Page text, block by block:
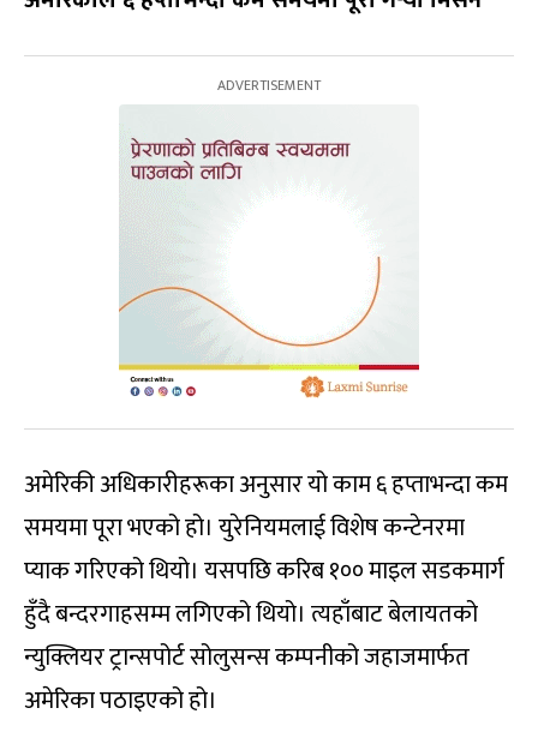
अमेरिकी अधिकारीहरूका अनुसार यो काम ६ हप्ताभन्दा कम
समयमा पूरा भएको हो। युरेनियमलाई विशेष कन्टेनरमा
प्याक गरिएको थियो। यसपछि करिब १०० माइल सडकमार्ग
हुँदै बन्दरगाहसम्म लगिएको थियो। त्यहाँबाट बेलायतको
न्युक्लियर ट्रान्सपोर्ट सोलुसन्स कम्पनीको जहाजमार्फत
अमेरिका पठाइएको हो।